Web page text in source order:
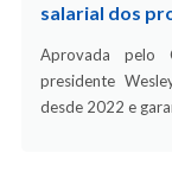
salarial dos
Aprovada pelo
presidente
desde 2022 e